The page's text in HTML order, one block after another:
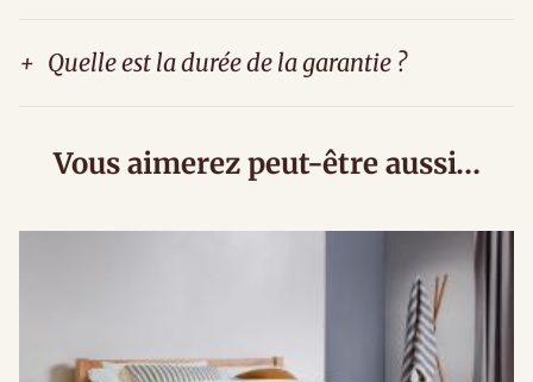
+ Quelle est la durée de la garantie ?
Vous aimerez peut-être aussi…